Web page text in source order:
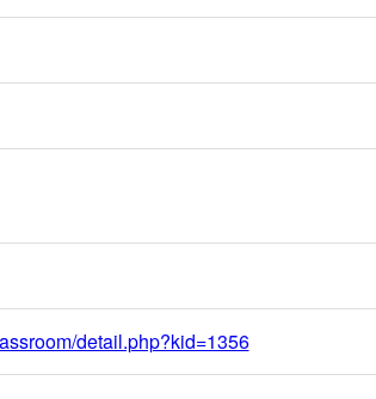
detail.php?kid=1356